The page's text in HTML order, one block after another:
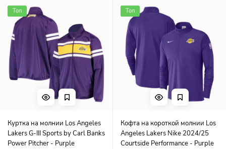
Топ
Куртка на молнии Los Angeles
Lakers G-III Sports by Carl Banks
Power Pitcher - Purple
Топ
Кофта на короткой молнии Los
Angeles Lakers Nike 2024/25
Courtside Performance - Purple